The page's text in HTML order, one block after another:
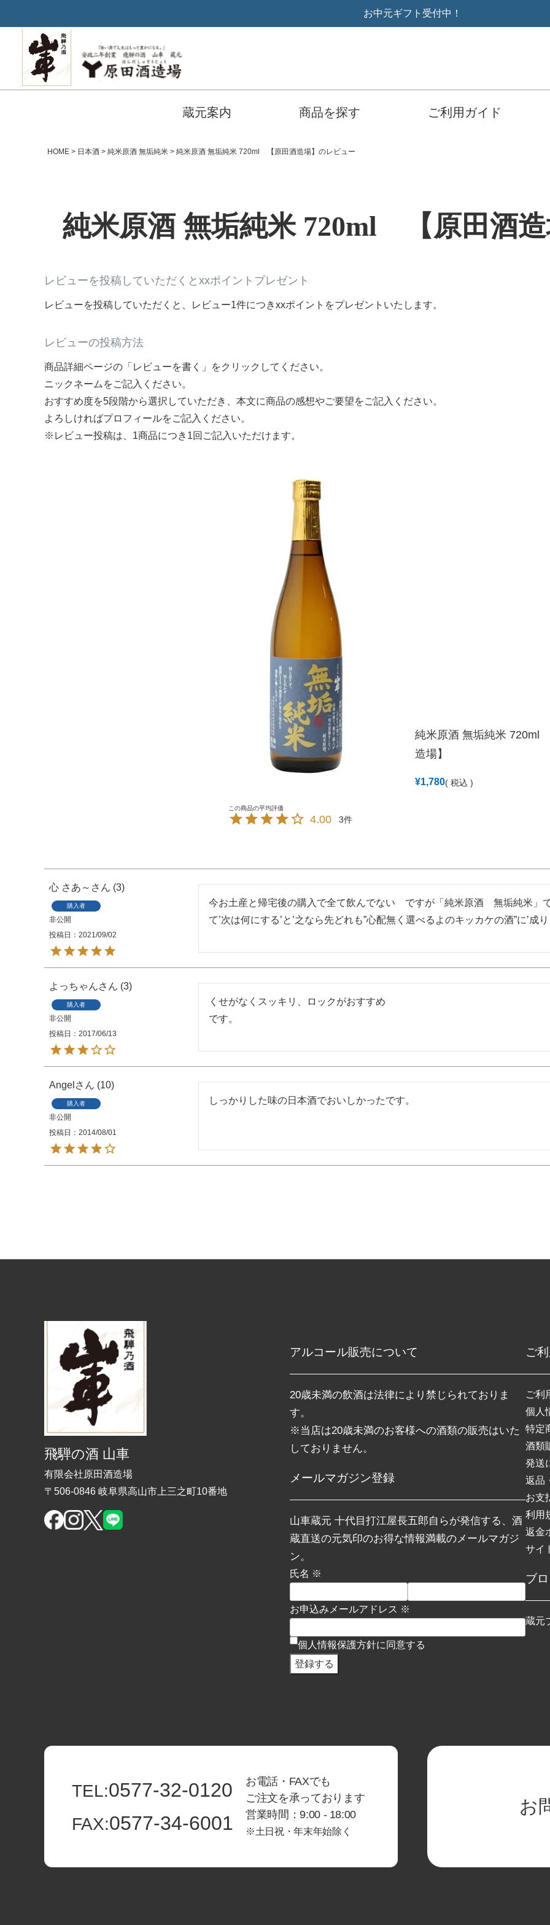
お中元ギフト受付中！
蔵元案内 商品を探す ご利用ガイド
HOME 日本酒 純米原酒 無垢純米 純米原酒 無垢純米 720ml 【原田酒造場】のレビュー
純米原酒 無垢純米 720ml 【原田酒
レビューを投稿していただくとxxポイントプレゼント
レビューを投稿していただくと、レビュー1件につきxxポイントをプレゼントいたします。
レビューの投稿方法
商品詳細ページの「レビューを書く」をクリックしてください。
ニックネームをご記入ください。
おすすめ度を5段階から選択していただき、本文に商品の感想やご要望をご記入ください。
よろしければプロフィールをご記入ください。
※レビュー投稿は、1商品につき1回ご記入いただけます。
純米原酒 無垢純米 720ml
造場】
¥1,780 税込
4.00 3
心 さあ～ 3
購入者
非公開
投稿日
2021/09/02
今お土産と帰宅後の購入で全て飲んでない　ですが「純米原酒　無垢純米」
て’次は何にする’と’之なら先どれも”心配無く選べるよのキッカケの酒”に’成
よっちゃん 3
購入者
非公開
投稿日
2017/06/13
くせがなくスッキリ、ロックがおすすめ
です。
Angel 10
購入者
非公開
投稿日
2014/08/01
しっかりした味の日本酒でおいしかったです。
飛騨の酒 山車
有限会社原田酒造場
〒506-0846 岐阜県高山市上三之町10番地
アルコール販売について
20歳未満の飲酒は法律により禁じられておりま
す。
※当店は20歳未満のお客様への酒類の販売はいた
しておりません。
メールマガジン登録
山車蔵元 十代目打江屋長五郎自らが発信する、酒
蔵直送の元気印のお得な情報満載のメールマガジ
ン。
氏名 ※
お申込みメールアドレス ※
個人情報保護方針に同意する
ご
ご利
個人
特定
酒類
発送
返品
お支
利用
返金
サイ
ブ
蔵元
TEL:0577-32-0120
FAX:0577-34-6001
お電話・FAXでも
ご注文を承っております
営業時間：9:00 - 18:00
※土日祝・年末年始除く
お